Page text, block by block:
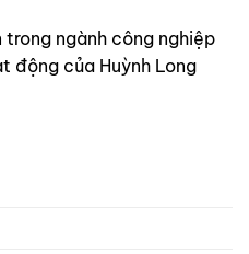
ngành công nghiệp
động của Huỳnh Long